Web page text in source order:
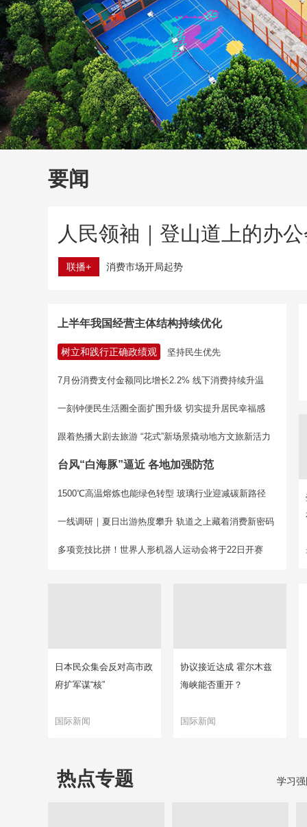
CCTV.节目官网 直播 节目单 栏目 片库
要闻
人民领袖｜登山道上的办
联播+ 消费市场开局起势
上半年我国经营主体结构持续优化
树立和践行正确政绩观 坚持民生优先
7月份消费支付金额同比增长2.2% 线下消费持续升温
一刻钟便民生活圈全面扩围升级 切实提升居民幸福感
跟着热播大剧去旅游 “花式”新场景撬动地方文旅新活力
台风“白海豚”逼近 各地加强防范
1500℃高温熔炼也能绿色转型 玻璃行业迎减碳新路径
一线调研｜夏日出游热度攀升 轨道之上藏着消费新密码
多项竞技比拼！世界人形机器人运动会将于22日开赛
日本民众集会反对高市政
府扩军谋“核”
国际新闻
协议接近达成 霍尔木兹
海峡能否重开？
国际新闻
热点专题 学习